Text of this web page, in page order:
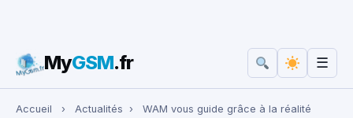
Rechercher :
MyGSM.fr ☰
Accueil › Actualités ›
WAM vous guide grâce à la réalité